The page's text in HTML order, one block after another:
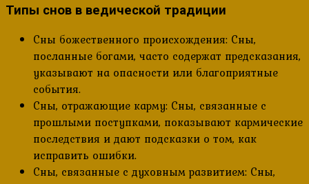
Типы снов в ведической традиции
Сны божественного происхождения: Сны,
посланные богами, часто содержат предсказания,
указывают на опасности или благоприятные
события.
Сны, отражающие карму: Сны, связанные с
прошлыми поступками, показывают кармические
последствия и дают подсказки о том, как
исправить ошибки.
Сны, связанные с духовным развитием: Сны,